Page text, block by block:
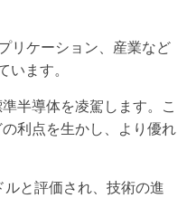
リケーション、産業など
ます。
半導体を凌駕します。こ
利点を生かし、より優れ
と評価され、技術の進